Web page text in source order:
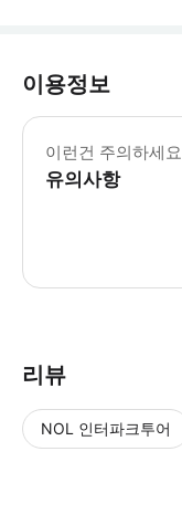
이용정보
이런건 주의하세요
유의사항
리뷰
NOL 인터파크투어